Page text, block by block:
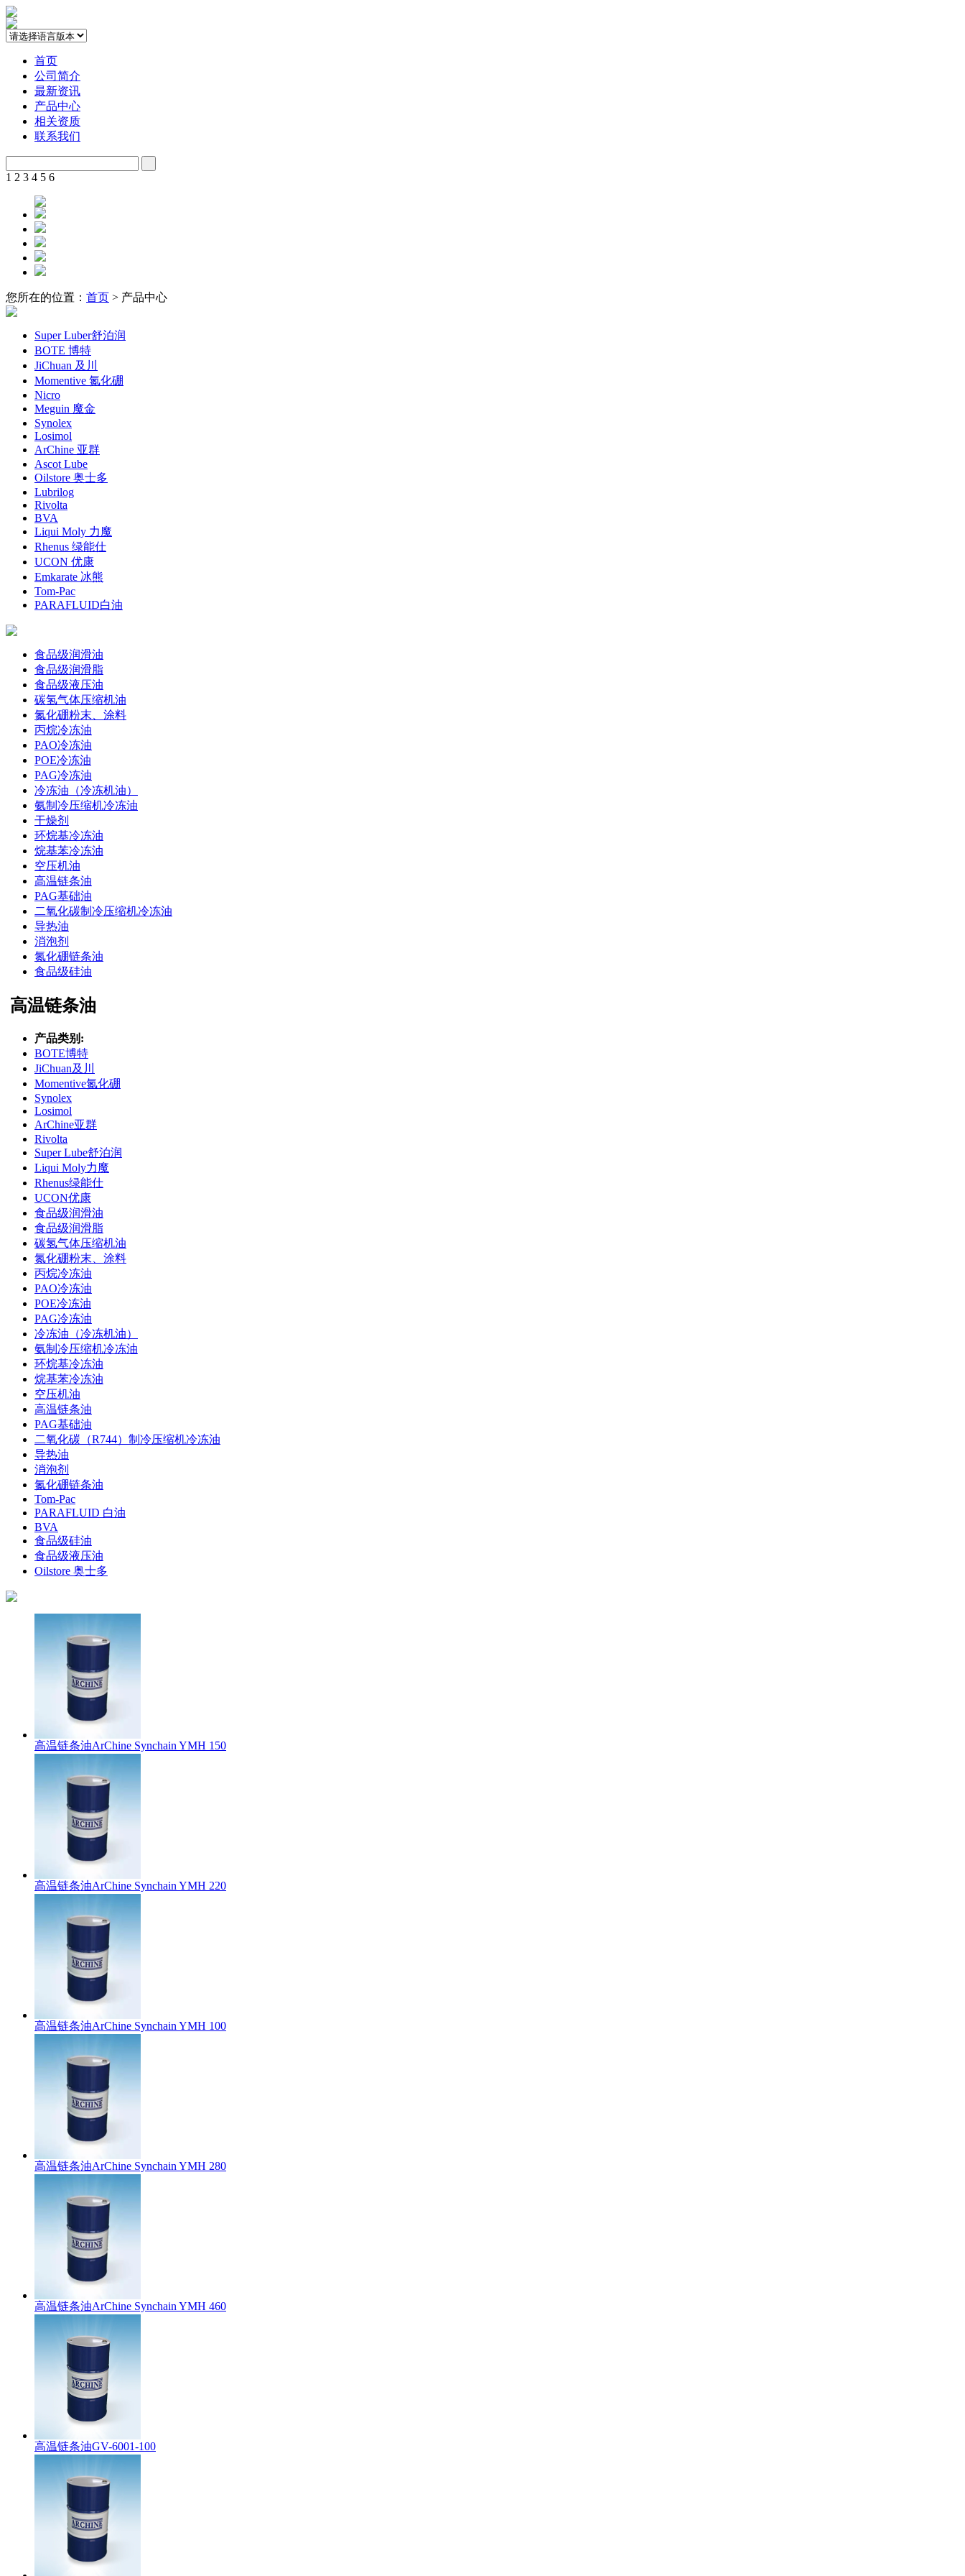
首页
公司简介
最新资讯
产品中心
相关资质
联系我们
1 2 3 4 5 6
您所在的位置： 首页 > 产品中心
Super Luber舒泊润
BOTE 博特
JiChuan 及川
Momentive 氮化硼
Nicro
Meguin 魔金
Synolex
Losimol
ArChine 亚群
Ascot Lube
Oilstore 奥士多
Lubrilog
Rivolta
BVA
Liqui Moly 力魔
Rhenus 绿能仕
UCON 优康
Emkarate 冰熊
Tom-Pac
PARAFLUID白油
食品级润滑油
食品级润滑脂
食品级液压油
碳氢气体压缩机油
氮化硼粉末、涂料
丙烷冷冻油
PAO冷冻油
POE冷冻油
PAG冷冻油
冷冻油（冷冻机油）
氨制冷压缩机冷冻油
干燥剂
环烷基冷冻油
烷基苯冷冻油
空压机油
高温链条油
PAG基础油
二氧化碳制冷压缩机冷冻油
导热油
消泡剂
氮化硼链条油
食品级硅油
高温链条油
产品类别:
BOTE博特
JiChuan及川
Momentive氮化硼
Synolex
Losimol
ArChine亚群
Rivolta
Super Lube舒泊润
Liqui Moly力魔
Rhenus绿能仕
UCON优康
食品级润滑油
食品级润滑脂
碳氢气体压缩机油
氮化硼粉末、涂料
丙烷冷冻油
PAO冷冻油
POE冷冻油
PAG冷冻油
冷冻油（冷冻机油）
氨制冷压缩机冷冻油
环烷基冷冻油
烷基苯冷冻油
空压机油
高温链条油
PAG基础油
二氧化碳（R744）制冷压缩机冷冻油
导热油
消泡剂
氮化硼链条油
Tom-Pac
PARAFLUID 白油
BVA
食品级硅油
食品级液压油
Oilstore 奥士多
高温链条油ArChine Synchain YMH 150
高温链条油ArChine Synchain YMH 220
高温链条油ArChine Synchain YMH 100
高温链条油ArChine Synchain YMH 280
高温链条油ArChine Synchain YMH 460
高温链条油GV-6001-100